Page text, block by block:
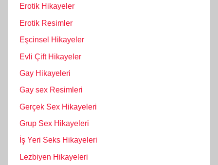
Erotik Hikayeler
Erotik Resimler
Eşcinsel Hikayeler
Evli Çift Hikayeler
Gay Hikayeleri
Gay sex Resimleri
Gerçek Sex Hikayeleri
Grup Sex Hikayeleri
İş Yeri Seks Hikayeleri
Lezbiyen Hikayeleri